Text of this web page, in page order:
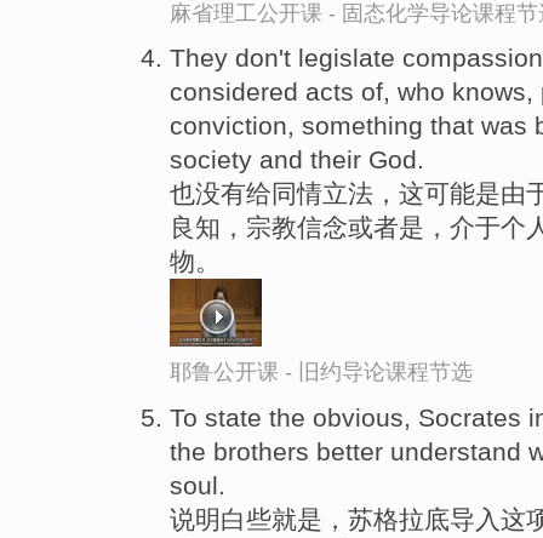
麻省理工公开课 - 固态化学导论课程节
They don't legislate
considered acts of, who
conviction, something that was
society and their God.
也没有给同情立法，这可能是由
良知，宗教信念或者是，介于个
物。
耶鲁公开课 - 旧约导论课程节选
To state the obvious, Socrates
the brothers better understand
soul.
说明白些就是，苏格拉底导入这